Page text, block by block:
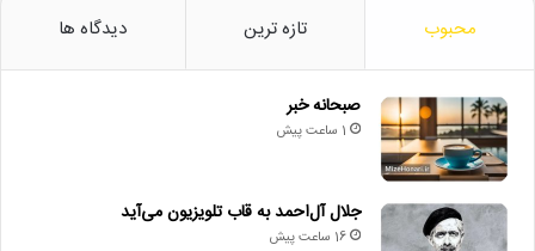
محبوب تازه ترین دیدگاه ها
صبحانه خبر
1 ساعت پیش
جلال آل‌احمد به قاب تلویزیون می‌آید
16 ساعت پیش